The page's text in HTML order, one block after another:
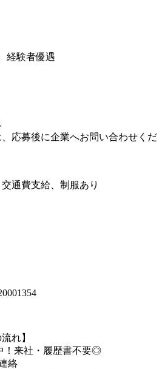
経験者優遇
応募後に企業へお問い合わせくだ
通費支給、制服あり
れ】
！来社・履歴書不要◎
絡